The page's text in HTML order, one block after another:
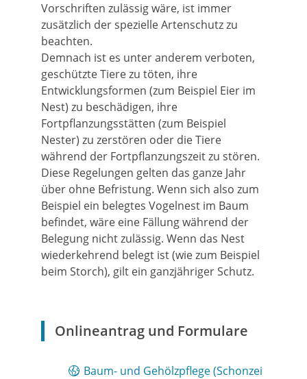
Vorschriften zulässig wäre, ist immer
zusätzlich der spezielle Artenschutz zu
beachten.
Demnach ist es unter anderem verboten,
geschützte Tiere zu töten, ihre
Entwicklungsformen (zum Beispiel Eier im
Nest) zu beschädigen, ihre
Fortpflanzungsstätten (zum Beispiel
Nester) zu zerstören oder die Tiere
während der Fortpflanzungszeit zu stören.
Diese Regelungen gelten das ganze Jahr
über ohne Befristung. Wenn sich also zum
Beispiel ein belegtes Vogelnest im Baum
befindet, wäre eine Fällung während der
Belegung nicht zulässig. Wenn das Nest
wiederkehrend belegt ist(wie zum Beispiel
beim Storch), gilt ein ganzjähriger Schutz.
Onlineantrag und Formulare
Baum- und Gehölzpflege (Schonzei